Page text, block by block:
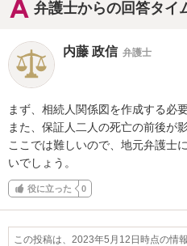
弁護士からの回答タイ
内藤 政信 弁護士
まず、相続人関係図を作成する必
また、保証人二人の死亡の前後が
ここでは難しいので、地元弁護士
いでしょう。
役に立った 0
この投稿は、2023年5月12日時点の情報